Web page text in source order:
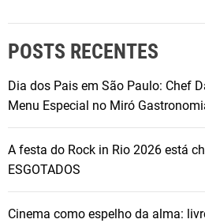
POSTS RECENTES
Dia dos Pais em São Paulo: Chef
Menu Especial no Miró
A festa do Rock in Rio 2026 está
ESGOTADOS
Cinema como espelho da alma: